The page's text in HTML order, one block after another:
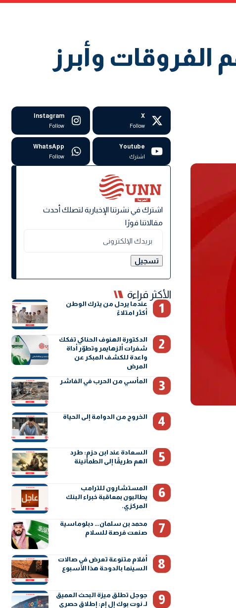
الفروقات وأبرز
X
Follow
Instagram
Follow
Youtube
اشترك
WhatsApp
Follow
اشترك في نشرتنا الإخبارية لتصلك أحدث
مقالاتنا فورًا
الأكثر قراءة
عندما يرحل من يترك الوطن
أكثر امتلاءً
الدكتورة الهنوف الحناكي تفكك
شفرات ألزهايمر وتطوّر أداة
واعدة للكشف المبكر عن
المرض
المأسي من الحرب في الفاشر
الخروج من الدوامة إلى الحياة
السعادة عند ابن حزم: طرد
الهم طريقًا إلى الطمأنينة
المستشارون للترامب
يطالبون بمعاقبة خبراء البنك
المركزي.
محمد بن سلمان… دبلوماسية
صنعت فرصة للسلام
أفلام متنوعة تعرض في صالات
السينما بالدوحة هذا الأسبوع
جوجل تطلق ميزة البحث العميق
لـ نوت بوك إل إم: إطلاق حصري